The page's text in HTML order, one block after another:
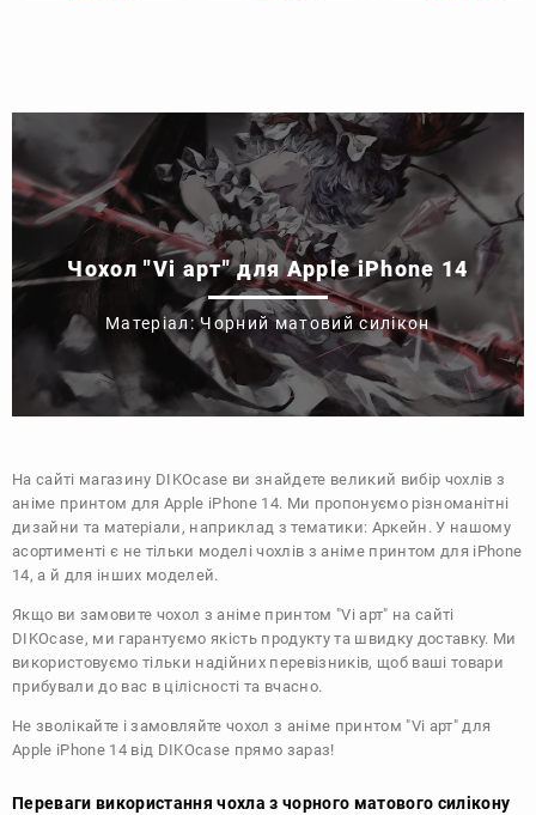
Чохол "Vi арт" для Apple iPhone 14
Матеріал: Чорний матовий силікон
На сайті магазину DIKOcase ви знайдете великий вибір чохлів з
аніме принтом для Apple iPhone 14. Ми пропонуємо різноманітні
дизайни та матеріали, наприклад з тематики: Аркейн . У нашому
асортименті є не тільки моделі чохлів з аніме принтом для iPhone
14, а й для інших моделей.
Якщо ви замовите чохол з аніме принтом "Vi арт" на сайті
DIKOcase, ми гарантуємо якість продукту та швидку доставку. Ми
використовуємо тільки надійних перевізників, щоб ваші товари
прибували до вас в цілісності та вчасно.
Не зволікайте і замовляйте чохол з аніме принтом "Vi арт" для
Apple iPhone 14 від DIKOcase прямо зараз!
Переваги використання чохла з чорного матового силікону